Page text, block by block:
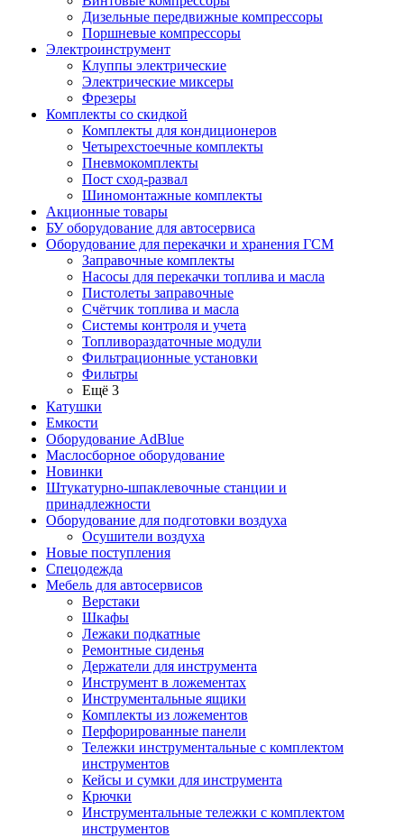
Дизельные передвижные компрессоры
Поршневые компрессоры
Электроинструмент
Клуппы электрические
Электрические миксеры
Фрезеры
Комплекты со скидкой
Комплекты для кондиционеров
Четырехстоечные комплекты
Пневмокомплекты
Пост сход-развал
Шиномонтажные комплекты
Акционные товары
БУ оборудование для автосервиса
Оборудование для перекачки и хранения ГСМ
Заправочные комплекты
Насосы для перекачки топлива и масла
Пистолеты заправочные
Счётчик топлива и масла
Системы контроля и учета
Топливораздаточные модули
Фильтрационные установки
Фильтры
Ещё 3
Катушки
Емкости
Оборудование AdBlue
Маслосборное оборудование
Новинки
Штукатурно-шпаклевочные станции и
принадлежности
Оборудование для подготовки воздуха
Осушители воздуха
Новые поступления
Спецодежда
Мебель для автосервисов
Верстаки
Шкафы
Лежаки подкатные
Ремонтные сиденья
Держатели для инструмента
Инструмент в ложементах
Инструментальные ящики
Комплекты из ложементов
Перфорированные панели
Тележки инструментальные с комплектом
инструментов
Кейсы и сумки для инструмента
Крючки
Инструментальные тележки с комплектом
инструментов